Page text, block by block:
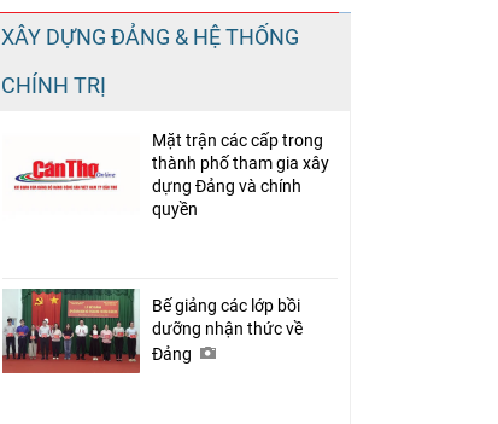
Chia sẻ
Facebook
XÂY DỰNG ĐẢNG & HỆ THỐNG
CHÍNH TRỊ
Mặt trận các cấp trong
thành phố tham gia xây
dựng Đảng và chính
quyền
Bế giảng các lớp bồi
dưỡng nhận thức về
Đảng